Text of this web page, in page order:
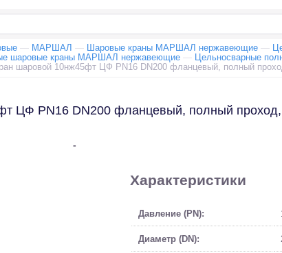
— МАРШАЛ — Шаровые краны МАРШАЛ нержавеющие —
шаровые краны МАРШАЛ нержавеющие — Цельносварные
шаровой 10нж45фт ЦФ PN16 DN200 фланцевый, полный
ЦФ PN16 DN200 фланцевый, полный проход,
-
Характеристики
Давление (PN):
Диаметр (DN):